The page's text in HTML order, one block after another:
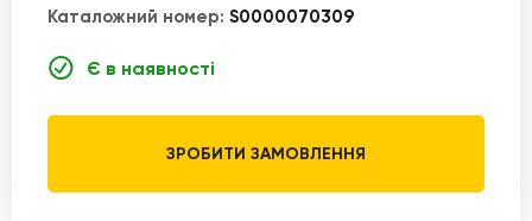
Каталожний номер: S0000070309
Є в наявності
ЗРОБИТИ ЗАМОВЛЕННЯ